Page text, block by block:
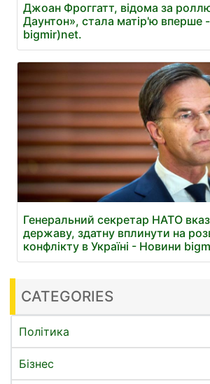
Джоан Фроггатт, відома за
Даунтон», стала матір'ю вперше
bigmir)net.
Генеральний секретар НАТО
державу, здатну вплинути на
конфлікту в Україні - Новини
CATEGORIES
Політика
Бізнес